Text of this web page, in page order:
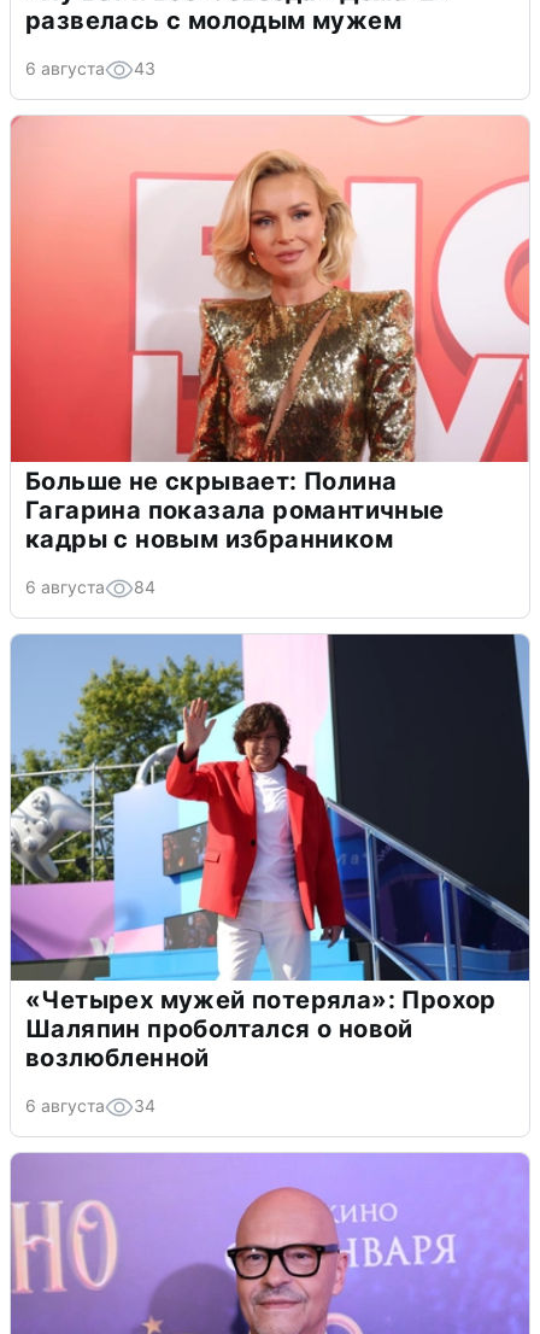
развелась с молодым мужем
6 августа 43
Больше не скрывает: Полина
Гагарина показала романтичные
кадры с новым избранником
6 августа 84
«Четырех мужей потеряла»: Прохор
Шаляпин проболтался о новой
возлюбленной
6 августа 34